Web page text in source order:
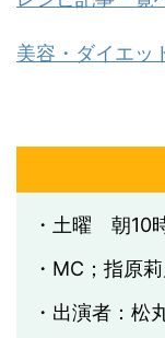
美容・ダイエッ
・土曜 朝10
・MC；指原
・出演者：松